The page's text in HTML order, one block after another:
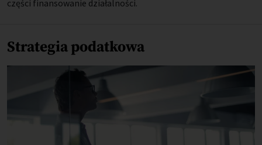
części finansowanie działalności.
Strategia podatkowa